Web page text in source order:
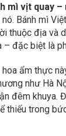
mì vịt quay
Bánh mì
thuộc địa và
– đặc biệt là
ẩm thực
như Hà
đêm khuya.
thiếu trong